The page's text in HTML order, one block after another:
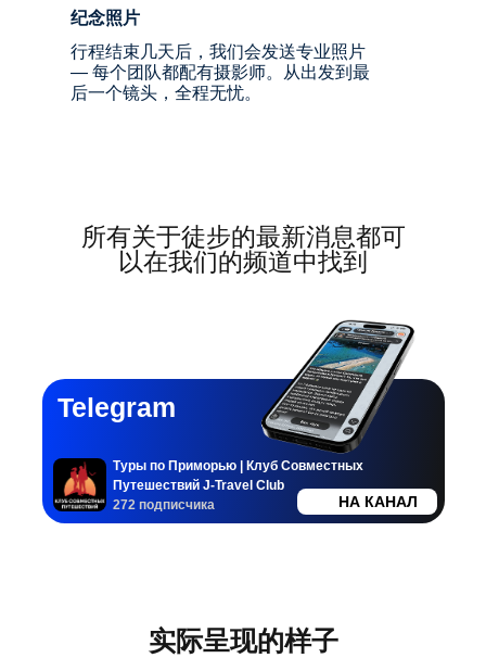
行程结束几天后，我们会发送专业照片
— 每个团队都配有摄影师。从出发到最
后一个镜头，全程无忧。
纪念照片
272 подписчика
Туры по Приморью | Клуб Совместных
Путешествий J-Travel Club
Telegram
НА КАНАЛ
所有关于徒步的最新消息都可
以在我们的频道中找到
实际呈现的样子
ОГРН: 1262500007912
Туроператор:
№ В031-00161-00/05097017
Адрес: 690014,Приморский край,
2020-2026г. 同行旅行俱乐部
隐私政策
我们在社交媒体上